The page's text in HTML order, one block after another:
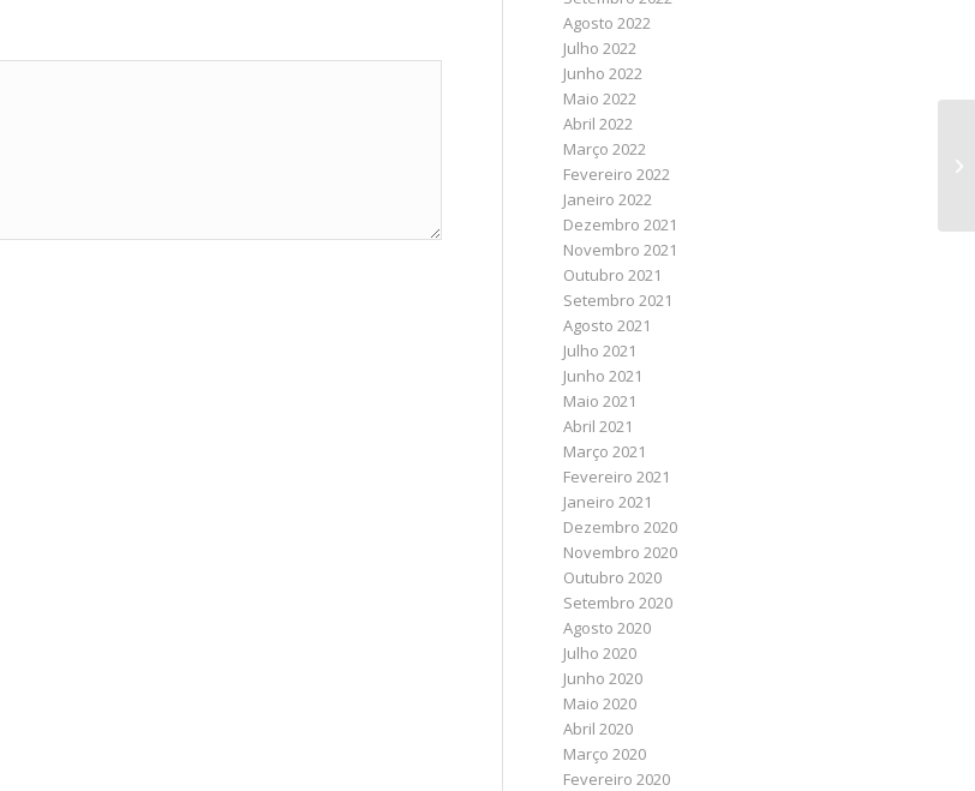
Agosto 2022
Julho 2022
Junho 2022
Maio 2022
Abril 2022
Março 2022
Fevereiro 2022
Janeiro 2022
Dezembro 2021
Novembro 2021
Outubro 2021
Setembro 2021
Agosto 2021
Julho 2021
Junho 2021
Maio 2021
Abril 2021
Março 2021
Fevereiro 2021
Janeiro 2021
Dezembro 2020
Novembro 2020
Outubro 2020
Setembro 2020
Agosto 2020
Julho 2020
Junho 2020
Maio 2020
Abril 2020
Março 2020
Fevereiro 2020